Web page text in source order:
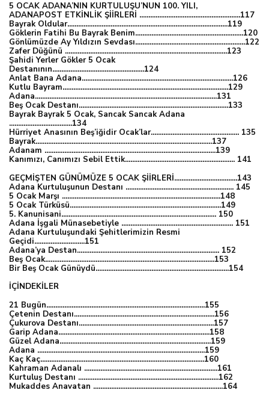
5 OCAK ADANA’NIN KURTULUŞU’NUN 100. YILI,
ADANAPOST ETKİNLİK ŞİİRLERİ ........................................................117
Bayrak Oldular.........................................................................................119
Göklerin Fatihi Bu Bayrak Benim............................................................120
Gönlümüzde Ay Yıldızın Sevdası.............................................................122
Zafer Düğünü ..........................................................................................123
Şahidi Yerler Gökler 5 Ocak
Destanının...................................................124
Anlat Bana Adana....................................................................................126
Kutlu Bayram............................................................................................129
Adana.....................................................................................................131
Beş Ocak Destanı...................................................................................133
Bayrak Bayrak 5 Ocak, Sancak Sancak Adana
...................................134
Hürriyet Anasının Beş’iğidir Ocak’lar................................................. 135
Bayrak..................................................................................................137
Adanam ...............................................................................................139
Kanımızı, Canımızı Sebil Ettik............................................................. 141
GEÇMİŞTEN GÜNÜMÜZE 5 OCAK ŞİİRLERİ...................................143
Adana Kurtuluşunun Destanı ............................................................ 145
5 Ocak Marşı ........................................................................................148
5 Ocak Türküsü....................................................................................149
5. Kanunisani...................................................................................... 150
Adana İşgali Münasebetiyle .............................................................. 151
Adana Kurtuluşundaki Şehitlerimizin Resmi
Geçidi............................151
Adana’ya Destan............................................................................... 152
Beş Ocak..............................................................................................153
Bir Beş Ocak Günüydü..........................................................................154
İÇİNDEKİLER
21 Bugün........................................................................................155
Çetenin Destanı..............................................................................156
Çukurova Destanı...........................................................................157
Garip Adana....................................................................................158
Güzel Adana....................................................................................159
Adana .............................................................................................159
Kaç Kaç...........................................................................................160
Kahraman Adanalı ..........................................................................161
Kurtuluş Destanı ..............................................................................162
Mukaddes Anavatan ........................................................................164